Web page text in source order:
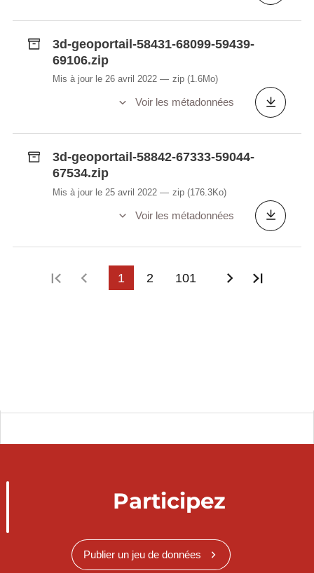
3d-geoportail-58431-68099-59439-
69106.zip
Mis à jour le 26 avril 2022 zip (1.6Mo)
Voir les métadonnées
3d-geoportail-58842-67333-59044-
67534.zip
Mis à jour le 25 avril 2022 zip (176.3Ko)
Voir les métadonnées
Première page
Page précédente
1 2 101 Page
Participez
Publier un jeu de données